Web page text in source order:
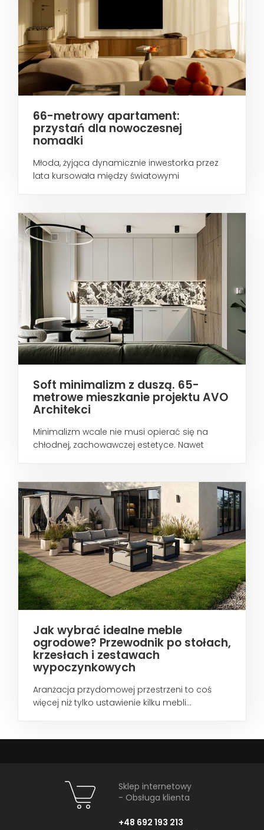
66-metrowy apartament:
przystań dla nowoczesnej
nomadki
Młoda, żyjąca dynamicznie inwestorka przez
lata kursowała między światowymi
Soft minimalizm z duszą. 65-
metrowe mieszkanie projektu AVO
Architekci
Minimalizm wcale nie musi opierać się na
chłodnej, zachowawczej estetyce. Nawet
Jak wybrać idealne meble
ogrodowe? Przewodnik po stołach,
krzesłach i zestawach
wypoczynkowych
Aranżacja przydomowej przestrzeni to coś
więcej niż tylko ustawienie kilku mebli...
Sklep internetowy
- Obsługa klienta
+48 692 193 213